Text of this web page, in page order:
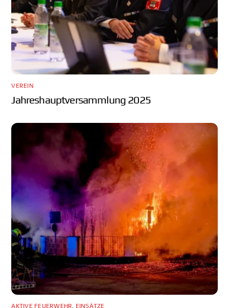
VEREIN
Jahreshauptversammlung 2025
AKTIVE FEUERWEHR, EINSÄTZE